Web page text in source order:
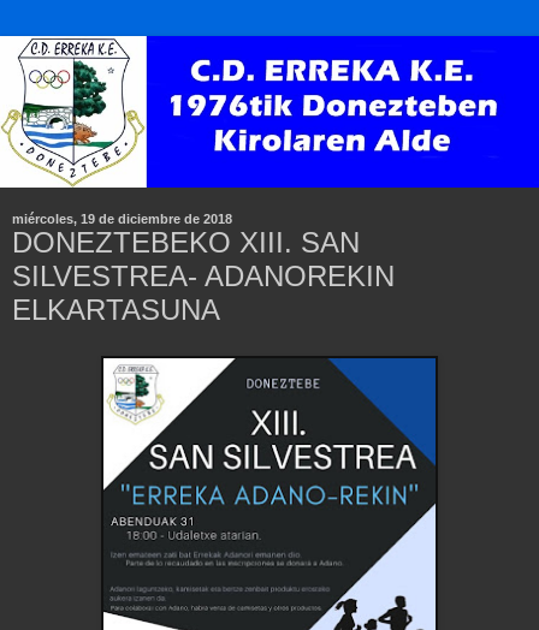
miércoles, 19 de diciembre de 2018
DONEZTEBEKO XIII. SAN
SILVESTREA- ADANOREKIN
ELKARTASUNA